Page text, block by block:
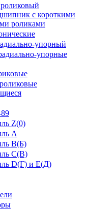
с короткими
роликами
упорный
упорные
Z(0)
А
В(Б)
С(В)
D(Г) и E(Д)